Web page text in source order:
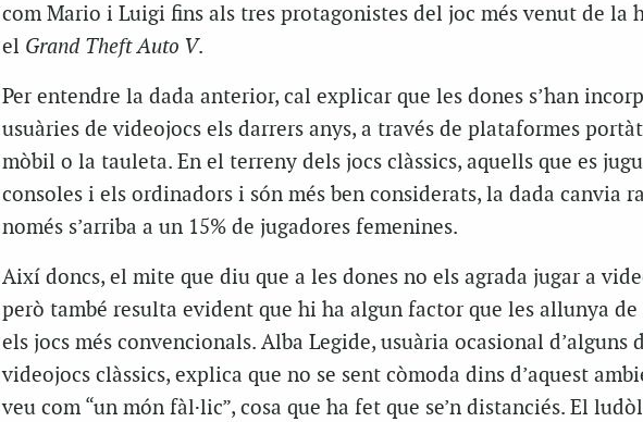
com Mario i Luigi fins als tres protagonistes del joc més venut de la
el Grand Theft Auto V.
Per entendre la dada anterior, cal explicar que les dones s’han
usuàries de videojocs els darrers anys, a través de plataformes
mòbil o la tauleta. En el terreny dels jocs clàssics, aquells que es
consoles i els ordinadors i són més ben considerats, la dada canvia
només s’arriba a un 15% de jugadores femenines.
Així doncs, el mite que diu que a les dones no els agrada jugar a
però també resulta evident que hi ha algun factor que les allunya de
els jocs més convencionals. Alba Legide, usuària ocasional d’alguns
videojocs clàssics, explica que no se sent còmoda dins d’aquest
veu com “un món fàl·lic”, cosa que ha fet que se’n distanciés. El